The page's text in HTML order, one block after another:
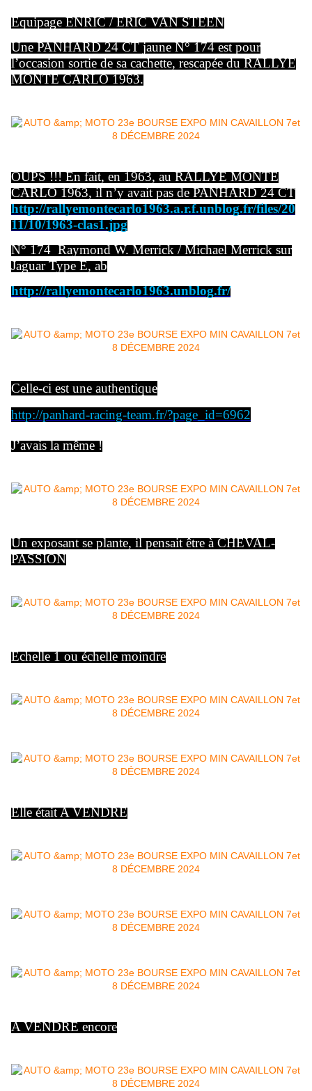
Equipage ENRIC / ERIC VAN STEEN
Une PANHARD 24 CT jaune N° 174 est pour
l’occasion sortie de sa cachette, rescapée du RALLYE
MONTE CARLO 1963.
OUPS !!! En fait, en 1963, au RALLYE MONTE
CARLO 1963, il n’y avait pas de PANHARD 24 CT
http://rallyemontecarlo1963.a.r.f.unblog.fr/files/20
11/10/1963-clas1.jpg
N° 174 Raymond W. Merrick / Michael Merrick sur
Jaguar Type E, ab
http://rallyemontecarlo1963.unblog.fr/
Celle-ci est une authentique
http://panhard-racing-team.fr/?page_id=6962
J’avais la même !
Un exposant se plante, il pensait être à CHEVAL-
PASSION
Echelle 1 ou échelle moindre
Elle était A VENDRE
A VENDRE encore